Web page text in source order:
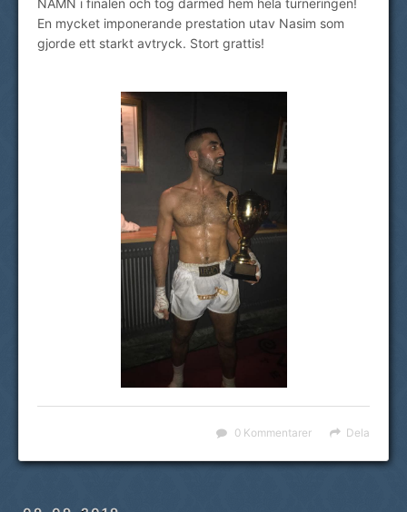
En mycket imponerande prestation utav Nasim som
gjorde ett starkt avtryck. Stort grattis!
Dela
0 Kommentarer